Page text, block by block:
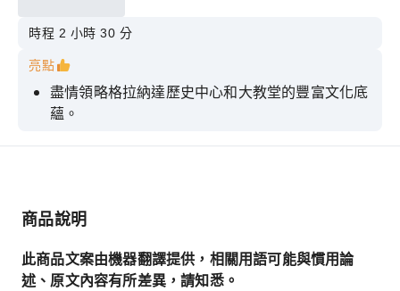
時程 2 小時 30 分
亮點
盡情領略格拉納達歷史中心和大教堂的豐富文化底
蘊。
探索格拉納達之旅的最佳去處
商品說明
此商品文案由機器翻譯提供，相關用語可能與慣用論
述、原文內容有所差異，請知悉。